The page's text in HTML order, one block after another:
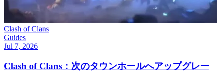
Clash of Clans
Guides
Jul 7, 2026
Clash of Clans：次のタウンホールへアップグレー